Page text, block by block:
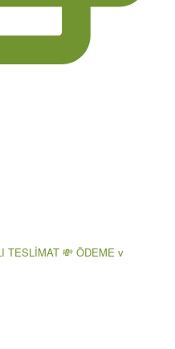
TESLİMAT 💸 ÖDEME v